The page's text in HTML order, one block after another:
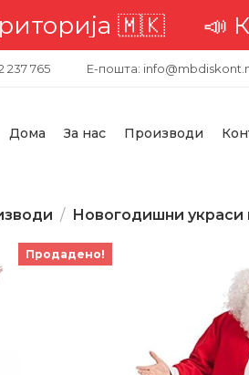
🇲🇰📣
237 765 Е-пошта:
Дома За нас Производи
Новогодишни украси
-41%
Продадено!